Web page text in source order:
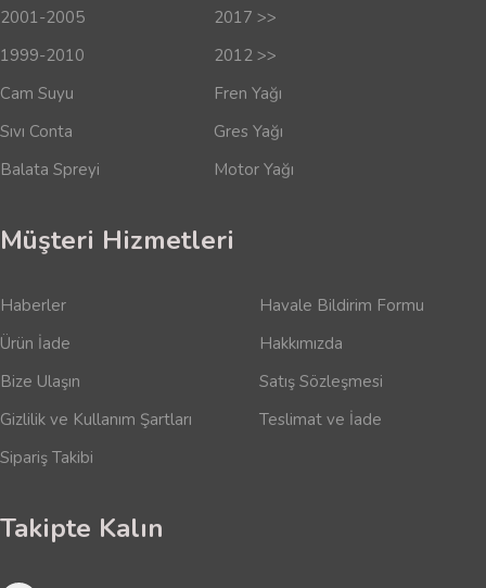
2001-2005
2017 >>
1999-2010
2012 >>
Cam Suyu
Fren Yağı
Sıvı Conta
Gres Yağı
Balata Spreyi
Motor Yağı
Müşteri Hizmetleri
Haberler
Havale Bildirim Formu
Ürün İade
Hakkımızda
Bize Ulaşın
Satış Sözleşmesi
Gizlilik ve Kullanım Şartları
Teslimat ve İade
Sipariş Takibi
Takipte Kalın